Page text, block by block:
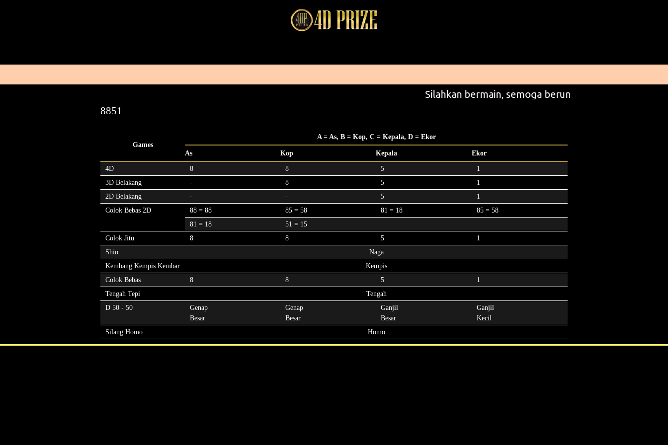
Silahkan bermain, semoga beruntung
8851
Games
A = As, B = Kop, C = Kepala, D = Ekor
As Kop Kepala Ekor
4D 8 8 5
1
3D Belakang
- 8 5
1
2D Belakang
- - 5
1
Colok Bebas 2D
88 = 88 85 = 58 81 = 18
85 = 58
81 = 18
51 = 15
Colok Jitu
8 8 5
1
Shio
Naga
Kembang Kempis Kembar
Kempis
Colok Bebas
8 8 5
1
Tengah Tepi
Tengah
D 50 - 50
Genap
Besar
Genap
Besar
Ganjil
Besar
Ganjil
Kecil
Silang Homo
Homo